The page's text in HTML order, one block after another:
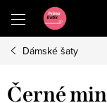
obsah
Dámské šaty
Černé